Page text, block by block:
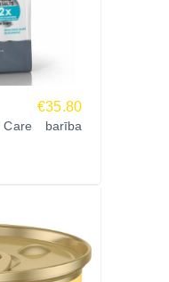
€35.80
barība